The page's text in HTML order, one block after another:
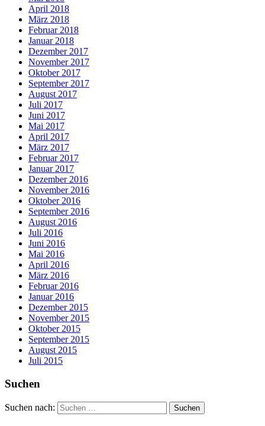
April 2018
März 2018
Februar 2018
Januar 2018
Dezember 2017
November 2017
Oktober 2017
September 2017
August 2017
Juli 2017
Juni 2017
Mai 2017
April 2017
März 2017
Februar 2017
Januar 2017
Dezember 2016
November 2016
Oktober 2016
September 2016
August 2016
Juli 2016
Juni 2016
Mai 2016
April 2016
März 2016
Februar 2016
Januar 2016
Dezember 2015
November 2015
Oktober 2015
September 2015
August 2015
Juli 2015
Suchen
Suchen nach: